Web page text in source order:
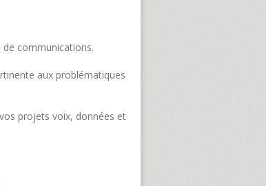
communications.
aux problématiques
vos projets voix, données et